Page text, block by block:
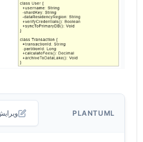
PLANTUML ویرایش PlantUML در VPasCode